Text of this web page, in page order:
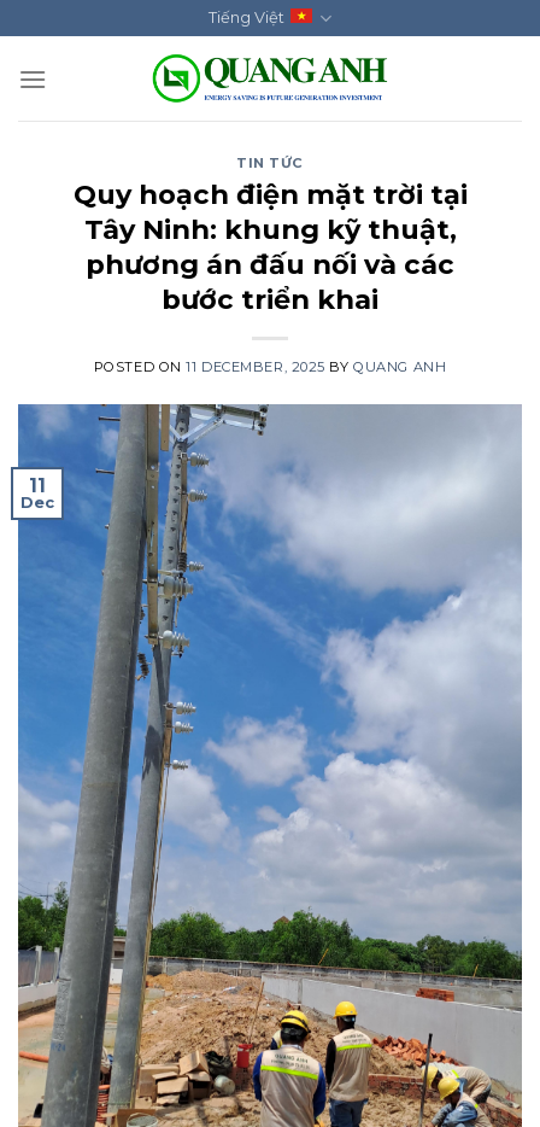
to
content
Tiếng Việt
TIN TỨC
Quy hoạch điện mặt trời tại
Tây Ninh: khung kỹ thuật,
phương án đấu nối và các
bước triển khai
POSTED ON11 DECEMBER, 2025 BYQUANG ANH
11
Dec